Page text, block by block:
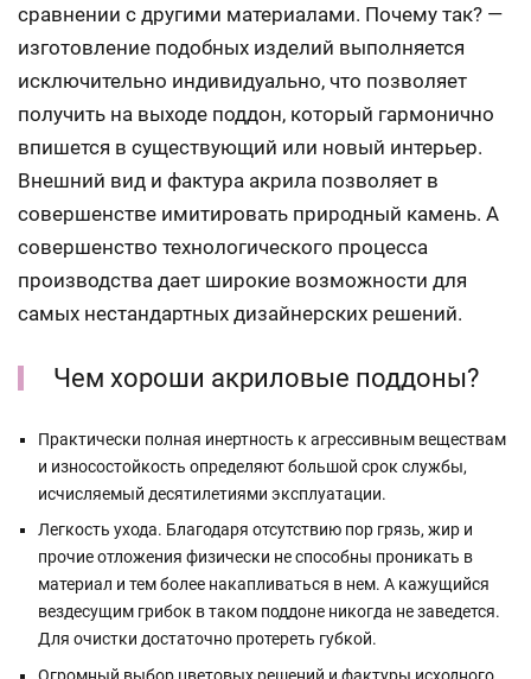
сравнении с другими материалами. Почему так? —
изготовление подобных изделий выполняется
исключительно индивидуально, что позволяет
получить на выходе поддон, который гармонично
впишется в существующий или новый интерьер.
Внешний вид и фактура акрила позволяет в
совершенстве имитировать природный камень. А
совершенство технологического процесса
производства дает широкие возможности для
самых нестандартных дизайнерских решений.
Чем хороши акриловые поддоны?
Практически полная инертность к агрессивным веществам
и износостойкость определяют большой срок службы,
исчисляемый десятилетиями эксплуатации.
Легкость ухода. Благодаря отсутствию пор грязь, жир и
прочие отложения физически не способны проникать в
материал и тем более накапливаться в нем. А кажущийся
вездесущим грибок в таком поддоне никогда не заведется.
Для очистки достаточно протереть губкой.